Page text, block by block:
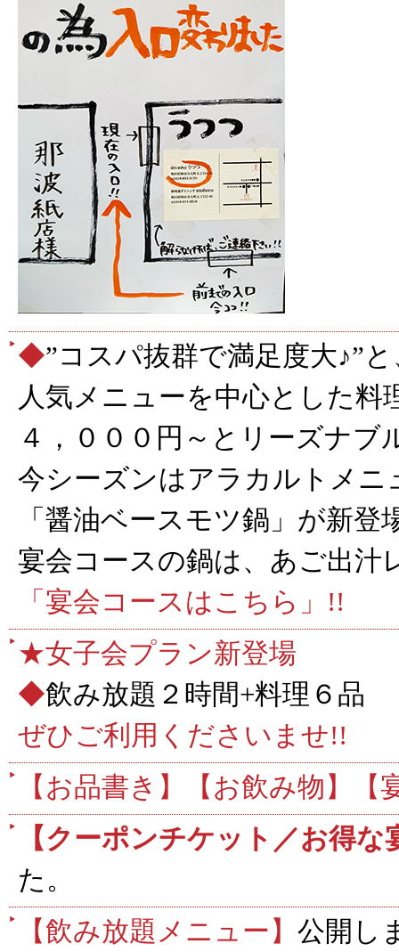
◆”コスパ抜群で満足度大♪”
人気メニューを中心とした料
４，０００円～とリーズナブ
今シーズンはアラカルトメ
「醤油ベースモツ鍋」が新登
宴会コースの鍋は、あご出汁
「宴会コースはこちら」 !!
★女子会プラン新登場
◆飲み放題２時間+料理６品
ぜひご利用くださいませ!!
【お品書き】
【お飲み物】
【クーポンチケット／お得
た。
【飲み放題メニュー】 公開し